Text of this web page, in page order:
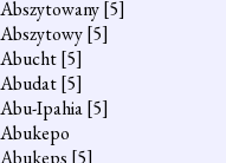
Abszytowany[5]
Abszytowy[5]
Abucht[5]
Abudat[5]
Abu-Ipahia[5]
Abukepo
Abukeps [5]